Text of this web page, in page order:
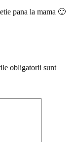
pana la mama 🙂
obligatorii sunt